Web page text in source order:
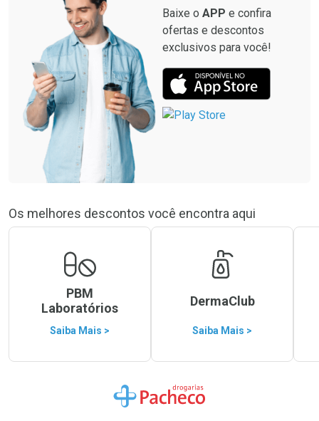
Baixe o APP e confira
ofertas e descontos
exclusivos para você!
Os melhores descontos você encontra aqui
PBM
Laboratórios
Saiba Mais >
DermaClub
Saiba Mais >
Ir para a Home